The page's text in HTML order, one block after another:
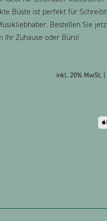
Büste ist perfekt für
Bestellen Sie
Ihr Zuhause oder Büro!
inkl. 20% MwSt.